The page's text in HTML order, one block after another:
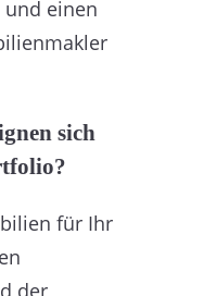
und einen
sich
für Ihr